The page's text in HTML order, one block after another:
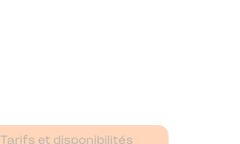
Tarifs et disponibilités